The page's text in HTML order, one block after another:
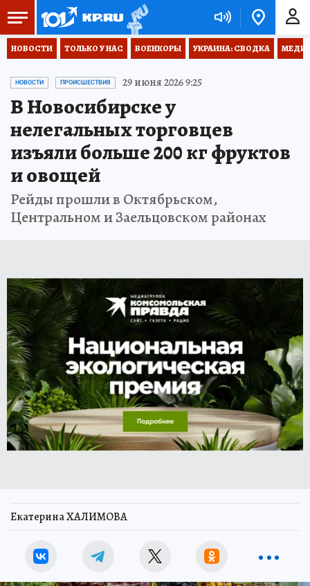
НОВОСТИ ТОЛЬКО У НАС ВОЕНКОРЫ УКРАИНА: СВОДКА
НОВОСТИ ПРОИСШЕСТВИЯ 29 июня 2026 9:25
В Новосибирске у
нелегальных торговцев
изъяли больше 200 кг фруктов
и овощей
Рейды прошли в Октябрьском,
Центральном и Заельцовском районах
Екатерина ХАЛИМОВА